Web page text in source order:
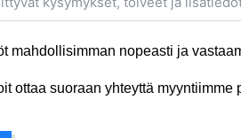
mahdollisimman nopeasti ja
ottaa suoraan yhteyttä myyntiimme